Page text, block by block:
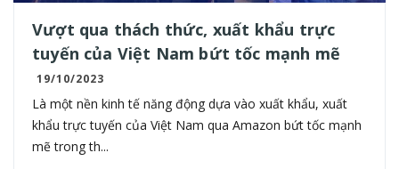
Vượt qua thách thức, xuất khẩu trực
tuyến của Việt Nam bứt tốc mạnh mẽ
19/10/2023
Là một nền kinh tế năng động dựa vào xuất khẩu, xuất
khẩu trực tuyến của Việt Nam qua Amazon bứt tốc mạnh
mẽ trong th...